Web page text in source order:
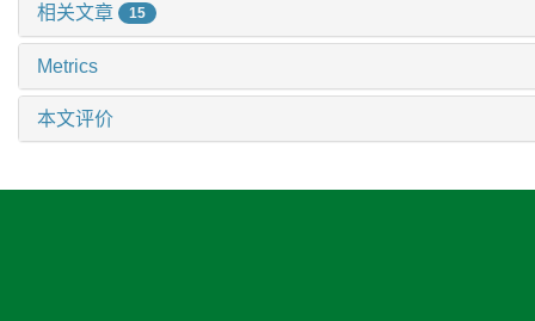
相关文章 15
Metrics
本文评价